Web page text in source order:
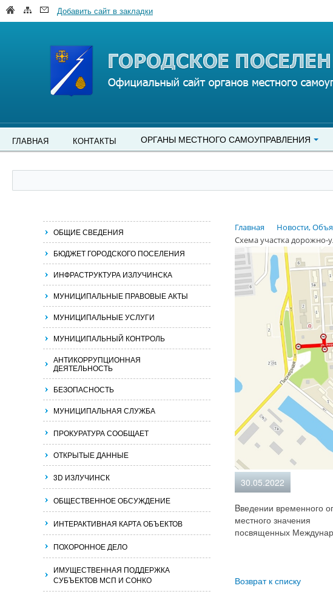
Добавить сайт в закладки
ГЛАВНАЯ КОНТАКТЫ ОРГАНЫ МЕСТНОГО САМОУПРАВЛЕНИЯ
Главная
Новости,
Схема участка дорожно-
30.05.2022
Bведении временного
местного значения
посвященных
Возврат к списку
ОБЩИЕ СВЕДЕНИЯ
БЮДЖЕТ ГОРОДСКОГО ПОСЕЛЕНИЯ
ИНФРАСТРУКТУРА ИЗЛУЧИНСКА
МУНИЦИПАЛЬНЫЕ ПРАВОВЫЕ АКТЫ
МУНИЦИПАЛЬНЫЕ УСЛУГИ
МУНИЦИПАЛЬНЫЙ КОНТРОЛЬ
АНТИКОРРУПЦИОННАЯ
ДЕЯТЕЛЬНОСТЬ
БЕЗОПАСНОСТЬ
МУНИЦИПАЛЬНАЯ СЛУЖБА
ПРОКУРАТУРА СООБЩАЕТ
ОТКРЫТЫЕ ДАННЫЕ
3D ИЗЛУЧИНСК
ОБЩЕСТВЕННОЕ ОБСУЖДЕНИЕ
ИНТЕРАКТИВНАЯ КАРТА ОБЪЕКТОВ
ПОХОРОННОЕ ДЕЛО
ИМУЩЕСТВЕННАЯ ПОДДЕРЖКА
СУБЪЕКТОВ МСП И СОНКО